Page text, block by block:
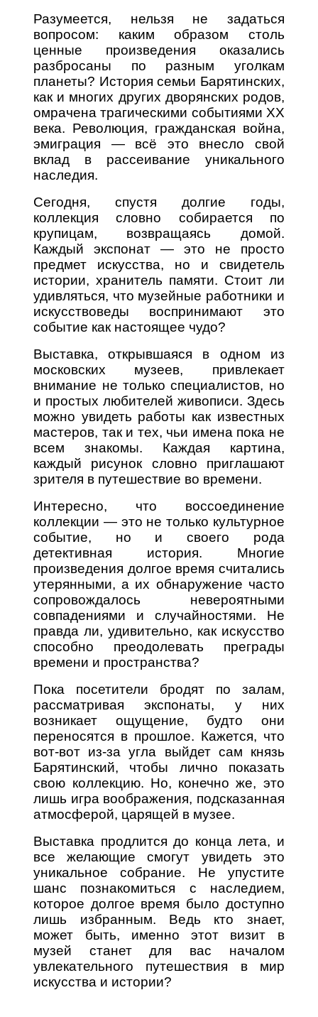
Разумеется, нельзя не задаться
вопросом: каким образом столь
ценные произведения оказались
разбросаны по разным уголкам
планеты? История семьи Барятинских,
как и многих других дворянских родов,
омрачена трагическими событиями XX
века. Революция, гражданская война,
эмиграция — всё это внесло свой
вклад в рассеивание уникального
наследия.
Сегодня, спустя долгие годы,
коллекция словно собирается по
крупицам, возвращаясь домой.
Каждый экспонат — это не просто
предмет искусства, но и свидетель
истории, хранитель памяти. Стоит ли
удивляться, что музейные работники и
искусствоведы воспринимают это
событие как настоящее чудо?
Выставка, открывшаяся в одном из
московских музеев, привлекает
внимание не только специалистов, но
и простых любителей живописи. Здесь
можно увидеть работы как известных
мастеров, так и тех, чьи имена пока не
всем знакомы. Каждая картина,
каждый рисунок словно приглашают
зрителя в путешествие во времени.
Интересно, что воссоединение
коллекции — это не только культурное
событие, но и своего рода
детективная история. Многие
произведения долгое время считались
утерянными, а их обнаружение часто
сопровождалось невероятными
совпадениями и случайностями. Не
правда ли, удивительно, как искусство
способно преодолевать преграды
времени и пространства?
Пока посетители бродят по залам,
рассматривая экспонаты, у них
возникает ощущение, будто они
переносятся в прошлое. Кажется, что
вот-вот из-за угла выйдет сам князь
Барятинский, чтобы лично показать
свою коллекцию. Но, конечно же, это
лишь игра воображения, подсказанная
атмосферой, царящей в музее.
Выставка продлится до конца лета, и
все желающие смогут увидеть это
уникальное собрание. Не упустите
шанс познакомиться с наследием,
которое долгое время было доступно
лишь избранным. Ведь кто знает,
может быть, именно этот визит в
музей станет для вас началом
увлекательного путешествия в мир
искусства и истории?